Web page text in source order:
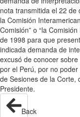
nota transmitida el 22
la Comisión
Comisión” o “la
de 1998 para que
indicada demanda de
excusó de conocer
por el Perú, por no
de Sesiones de la Corte,
Presidente.
Back